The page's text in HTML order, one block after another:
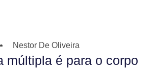
Nestor De Oliveira
múltipla é para o corpo